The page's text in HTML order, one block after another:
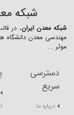
شبکه
شبکه معدن ایران، در
مهندسی معدن دانشگاه
موثر ...
دسترسی
سریع
درباره ما